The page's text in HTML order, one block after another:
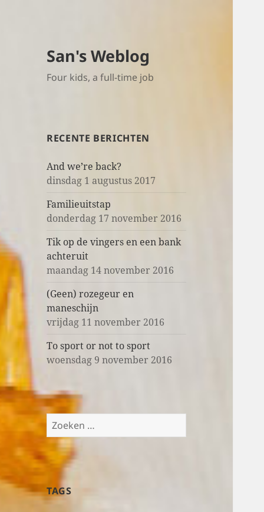
San's Weblog
Four kids, a full-time job
RECENTE BERICHTEN
And we’re back?
dinsdag 1 augustus 2017
Familieuitstap
donderdag 17 november 2016
Tik op de vingers en een bank
achteruit
maandag 14 november 2016
(Geen) rozegeur en
maneschijn
vrijdag 11 november 2016
To sport or not to sport
woensdag 9 november 2016
Z
o
k
n
TAGS